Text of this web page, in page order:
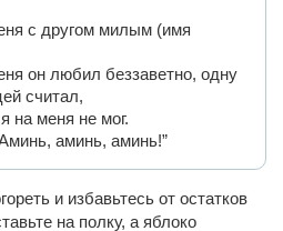
с другом милым (имя
он любил беззаветно, одну
считал,
на меня не мог.
аминь, аминь!”
и избавьтесь от остатков
на полку, а яблоко